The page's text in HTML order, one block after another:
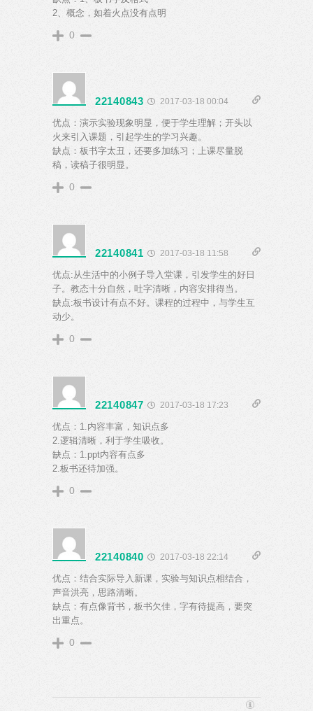
2、概念，如着火点没有点明
0
22140843 2017-03-18 00:04
优点：演示实验现象明显，便于学生理解；开头以
火来引入课题，引起学生的学习兴趣。
缺点：板书字太丑，还要多加练习；上课尽量脱
稿，读稿子很明显。
0
22140841 2017-03-18 11:58
优点:从生活中的小例子导入堂课，引发学生的好日
子。教态十分自然，吐字清晰，内容安排得当。
缺点:板书设计有点不好。课程的过程中，与学生互
动少。
0
22140847 2017-03-18 17:23
优点：1.内容丰富，知识点多
2.逻辑清晰，利于学生吸收。
缺点：1.ppt内容有点多
2.板书还待加强。
0
22140840 2017-03-18 22:14
优点：结合实际导入新课，实验与知识点相结合，
声音洪亮，思路清晰。
缺点：有点像背书，板书欠佳，字有待提高，要突
出重点。
0